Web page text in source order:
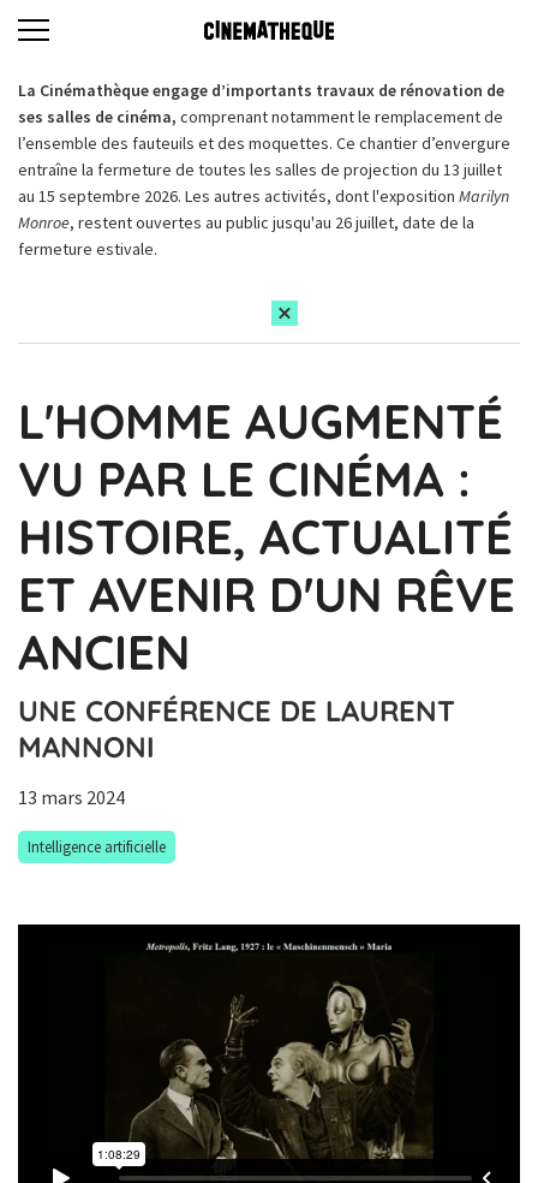
La Cinémathèque engage d’importants travaux de rénovation de
ses salles de cinéma, comprenant notamment le remplacement de
l’ensemble des fauteuils et des moquettes. Ce chantier d’envergure
entraîne la fermeture de toutes les salles de projection du 13 juillet
au 15 septembre 2026. Les autres activités, dont l'exposition Marilyn
Monroe, restent ouvertes au public jusqu'au 26 juillet, date de la
fermeture estivale.
L'HOMME AUGMENTÉ
VU PAR LE CINÉMA :
HISTOIRE, ACTUALITÉ
ET AVENIR D'UN RÊVE
ANCIEN
UNE CONFÉRENCE DE LAURENT
MANNONI
13 mars 2024
Intelligence artificielle